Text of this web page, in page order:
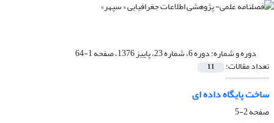
دوره و شماره:دوره 6، شماره 23، پاییز 1376، صفحه 1-64
تعداد مقالات: 11
ساخت پایگاه داده ای
صفحه2-5